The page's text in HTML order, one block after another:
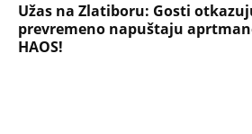
Užas na Zlatiboru: Gosti
prevremeno napuštaju
HAOS!